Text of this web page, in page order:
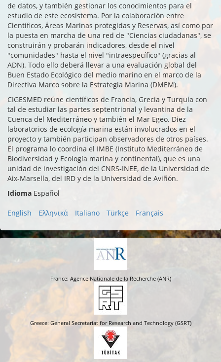
de datos, y también gestionar los conocimientos para el
estudio de este ecosistema. Por la colaboración entre
Científicos, Áreas Marinas protegidas y Reservas, así como por
la puesta en marcha de una red de "Ciencias ciudadanas", se
construirán y probarán indicadores, desde el nivel
"comunidades" hasta el nivel "intraespecífico" (gracias al
ADN). Todo ello deberá llevar a una evaluación global del
Buen Estado Ecológico del medio marino en el marco de la
Directiva Marco sobre la Estrategia Marina (DMEM).
CIGESMED reúne científicos de Francia, Grecia y Turquía con
tal de estudiar las partes septentrional y levantina de la
Cuenca del Mediterráneo y también el Mar Egeo. Diez
laboratorios de ecología marina están involucrados en el
proyecto y también participan observadores de otros países.
El programa lo coordina el IMBE (Instituto Mediterráneo de
Biodiversidad y Ecología marina y continental), que es una
unidad de investigación del CNRS-INEE, de la Universidad de
Aix-Marsella, del IRD y de la Universidad de Aviñón.
Idioma Español
English Ελληνικά Italiano Türkçe Français
France: Agence Nationale de la Recherche (ANR)
Greece: General Secretariat for Research and Technology (GSRT)